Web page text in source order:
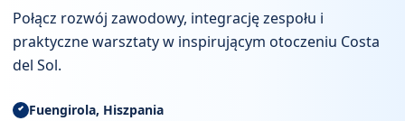
Połącz rozwój zawodowy, integrację zespołu i
praktyczne warsztaty w inspirującym otoczeniu Costa
del Sol.
Fuengirola, Hiszpania